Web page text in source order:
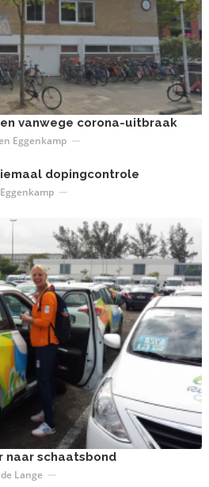
vanwege corona-uitbraak
Eggenkamp
dopingcontrole
naar schaatsbond
Lange